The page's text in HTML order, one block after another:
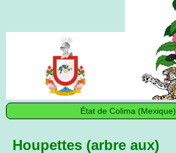
État de Colima (Mexique)
Houpettes (arbre aux)